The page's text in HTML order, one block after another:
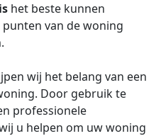
het beste kunnen
van de woning
wij het belang van een
Door gebruik te
professionele
u helpen om uw woning